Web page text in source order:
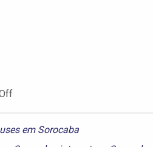
em Sorocaba